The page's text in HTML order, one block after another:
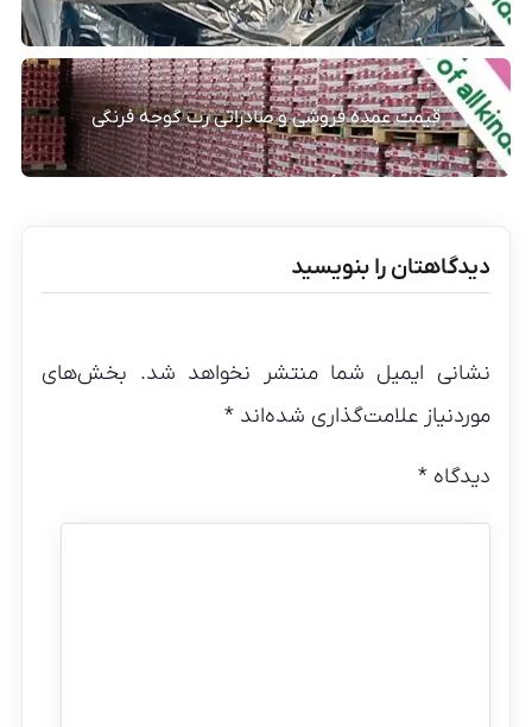
قیمت عمده فروشی و صادراتی رب گوجه فرنگی
دیدگاهتان را بنویسید
نشانی ایمیل شما منتشر نخواهد شد. بخش‌های
موردنیاز علامت‌گذاری شده‌اند*
دیدگاه*